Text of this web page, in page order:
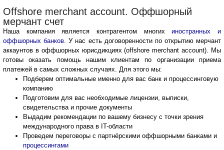
Offshore merchant account. Оффшорный
мерчант счет
Наша компания является контрагентом многихиностранных и
оффшорных банков . У нас есть договоренности по открытию мерчант
аккаунтов в оффшорных юрисдикциях (offshore merchant account). Мы
готовы оказать помощь нашим клиентам по организации приема
платежей в самых сложных случаях. Для этого мы:
Подберем оптимальные именно для вас банк и процессинговую
компанию
Подготовим для вас необходимые лицензии, выписки,
свидетельства и прочие документы
Выдадим рекомендации по вашему бизнесу с точки зрения
международного права в IT-области
Проведем переговоры с партнёрскими оффшорными банками и
процессингами